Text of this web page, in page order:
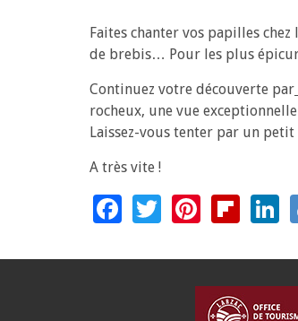
Faites chanter vos papilles chez
de brebis… Pour les plus
Continuez votre découverte par
rocheux, une vue
Laissez-vous tenter par un petit
A très vite !
Facebook
Twitter